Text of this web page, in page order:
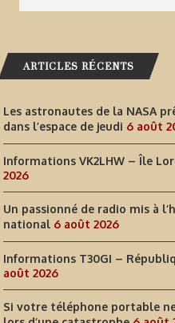
ARTICLES RÉCENTS
Les astronautes de la NASA
dans l’espace de jeudi 6 août
Informations VK2LHW – Île
2026
Un passionné de radio mis à
national 6 août 2026
Informations T30GI –
août 2026
Si votre téléphone portable